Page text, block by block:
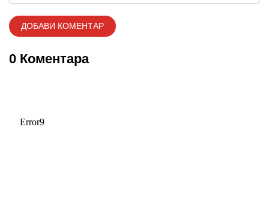
0 Коментара